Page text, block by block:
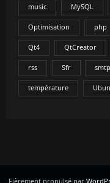
music MySQL
Optimisation php
Qt4 QtCreator
rss Sfr smtp
température
Fièrement propulsé par